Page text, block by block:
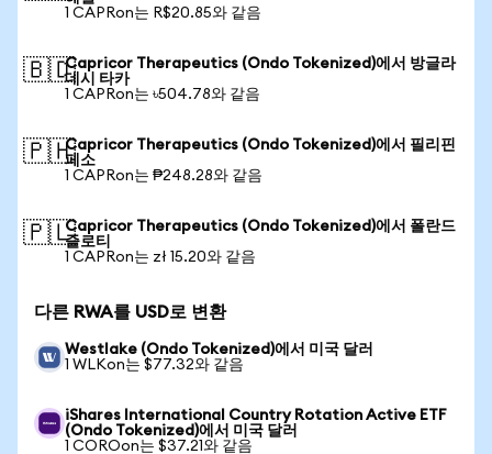
1 CAPRon는 R$20.85와 같음
🇧🇩Capricor Therapeutics (Ondo Tokenized)에서 방글라
데시 타카
1 CAPRon는 ৳504.78와 같음
🇵🇭Capricor Therapeutics (Ondo Tokenized)에서 필리핀
페소
1 CAPRon는 ₱248.28와 같음
🇵🇱Capricor Therapeutics (Ondo Tokenized)에서 폴란드
즐로티
1 CAPRon는 zł 15.20와 같음
다른 RWA를 USD로 변환
Westlake (Ondo Tokenized)에서 미국 달러
1 WLKon는 $77.32와 같음
iShares International Country Rotation Active ETF
(Ondo Tokenized)에서 미국 달러
1 COROon는 $37.21와 같음